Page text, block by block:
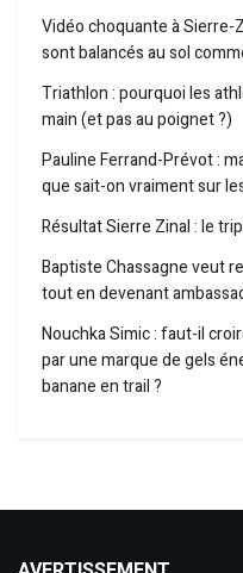
Vidéo choquante à Sierre-
sont balancés au sol
Triathlon : pourquoi les
main (et pas au poignet ?)
Pauline Ferrand-Prévot :
que sait-on vraiment sur
Résultat Sierre Zinal : le
Baptiste Chassagne veut
tout en devenant
Nouchka Simic : faut-il
par une marque de gels
banane en trail ?